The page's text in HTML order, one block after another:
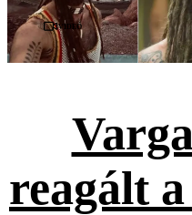
Videó
reagált